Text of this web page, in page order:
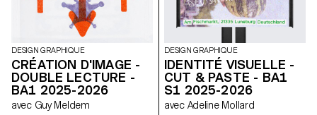
DESIGN GRAPHIQUE
CRÉATION D'IMAGE -
DOUBLE LECTURE -
BA1 2025-2026
avec Guy Meldem
DESIGN GRAPHIQUE
IDENTITÉ VISUELLE -
CUT & PASTE - BA1
S1 2025-2026
avec Adeline Mollard